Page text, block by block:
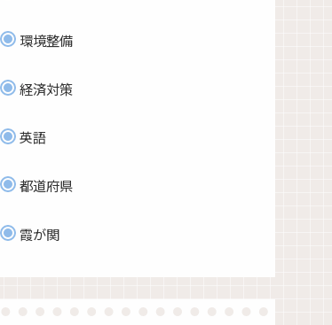
環境整備
経済対策
英語
都道府県
霞が関